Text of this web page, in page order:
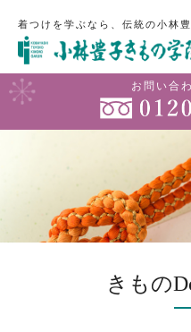
着つけを学ぶなら、伝統の小林
お問い合
きもの